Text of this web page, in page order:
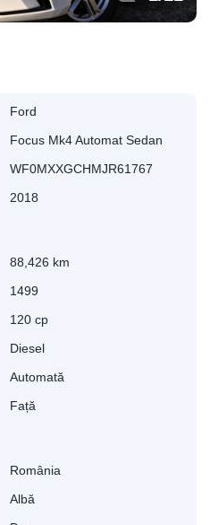
Ford
Focus Mk4 Automat Sedan
WF0MXXGCHMJR61767
2018
88,426 km
1499
120 cp
Diesel
Automată
Față
România
Albă